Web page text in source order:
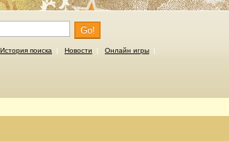
История поиска | Новости | Онлайн игры |
Go!